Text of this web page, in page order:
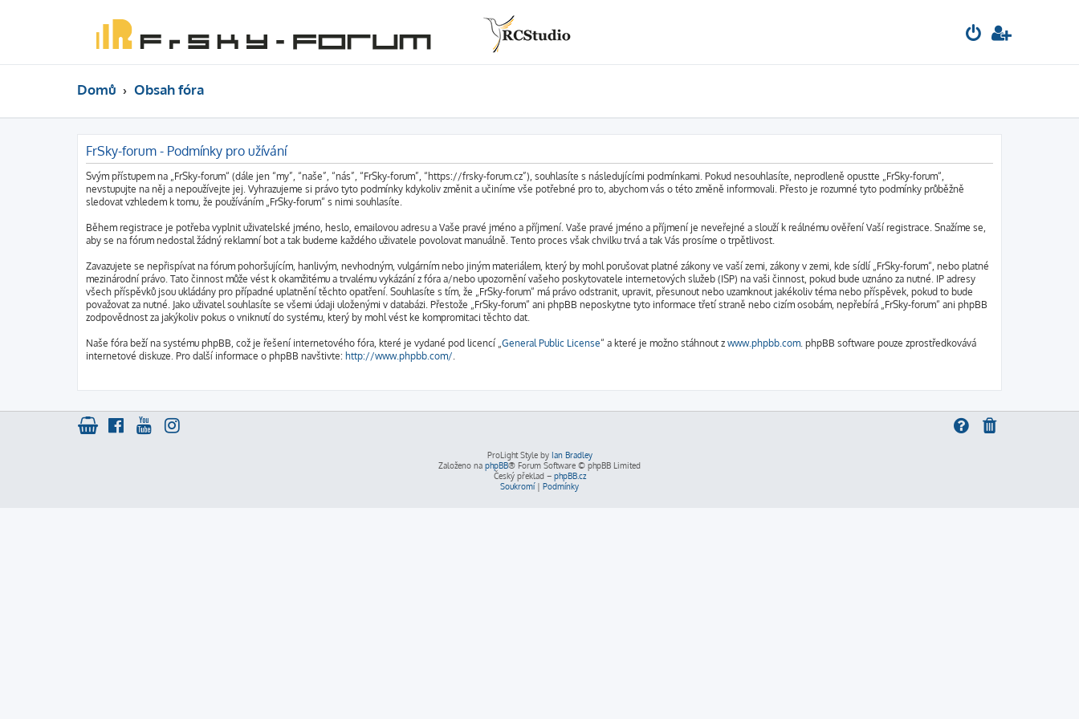
Domů Obsah fóra
FrSky-forum - Podmínky pro užívání
Svým přístupem na „FrSky-forum“ (dále jen “my”, “naše”, “nás”, “FrSky-forum”, “https://frsky-forum.cz”), souhlasíte s následujícími podmínkami. Pokud nesouhlasíte, neprodleně opusťte „FrSky-forum“,
nevstupujte na něj a nepoužívejte jej. Vyhrazujeme si právo tyto podmínky kdykoliv změnit a učiníme vše potřebné pro to, abychom vás o této změně informovali. Přesto je rozumné tyto podmínky průběžně
sledovat vzhledem k tomu, že používáním „FrSky-forum“ s nimi souhlasíte.
Během registrace je potřeba vyplnit uživatelské jméno, heslo, emailovou adresu a Vaše pravé jméno a příjmení. Vaše pravé jméno a příjmení je neveřejné a slouží k reálnému ověření Vaší registrace. Snažíme se,
aby se na fórum nedostal žádný reklamní bot a tak budeme každého uživatele povolovat manuálně. Tento proces však chvilku trvá a tak Vás prosíme o trpětlivost.
Zavazujete se nepřispívat na fórum pohoršujícím, hanlivým, nevhodným, vulgárním nebo jiným materiálem, který by mohl porušovat platné zákony ve vaší zemi, zákony v zemi, kde sídlí „FrSky-forum“, nebo platné
mezinárodní právo. Tato činnost může vést k okamžitému a trvalému vykázání z fóra a/nebo upozornění vašeho poskytovatele internetových služeb (ISP) na vaši činnost, pokud bude uznáno za nutné. IP adresy
všech příspěvků jsou ukládány pro případné uplatnění těchto opatření. Souhlasíte s tím, že „FrSky-forum“ má právo odstranit, upravit, přesunout nebo uzamknout jakékoliv téma nebo příspěvek, pokud to bude
považovat za nutné. Jako uživatel souhlasíte se všemi údaji uloženými v databázi. Přestože „FrSky-forum“ ani phpBB neposkytne tyto informace třetí straně nebo cizím osobám, nepřebírá „FrSky-forum“ ani phpBB
zodpovědnost za jakýkoliv pokus o vniknutí do systému, který by mohl vést ke kompromitaci těchto dat.
Naše fóra beží na systému phpBB, což je řešení internetového fóra, které je vydané pod licencí „General Public License“ a které je možno stáhnout z www.phpbb.com. phpBB software pouze zprostředkovává
internetové diskuze. Pro další informace o phpBB navštivte: http://www.phpbb.com/.
ProLight Style by Ian Bradley
Založeno na phpBB® Forum Software © phpBB Limited
Český překlad – phpBB.cz
Soukromí| Podmínky